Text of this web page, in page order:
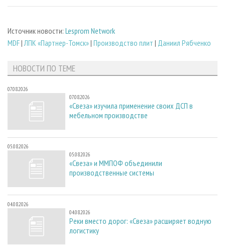
Источник новости: Lesprom Network
MDF|ЛПК «Партнер-Томск»| Производство плит | Даниил Рябченко
НОВОСТИ ПО ТЕМЕ
07.08.2026
07.08.2026
«Свеза» изучила применение своих ДСП в
мебельном производстве
05.08.2026
05.08.2026
«Свеза» и ММПОФ объединили
производственные системы
04.08.2026
04.08.2026
Реки вместо дорог: «Свеза» расширяет водную
логистику